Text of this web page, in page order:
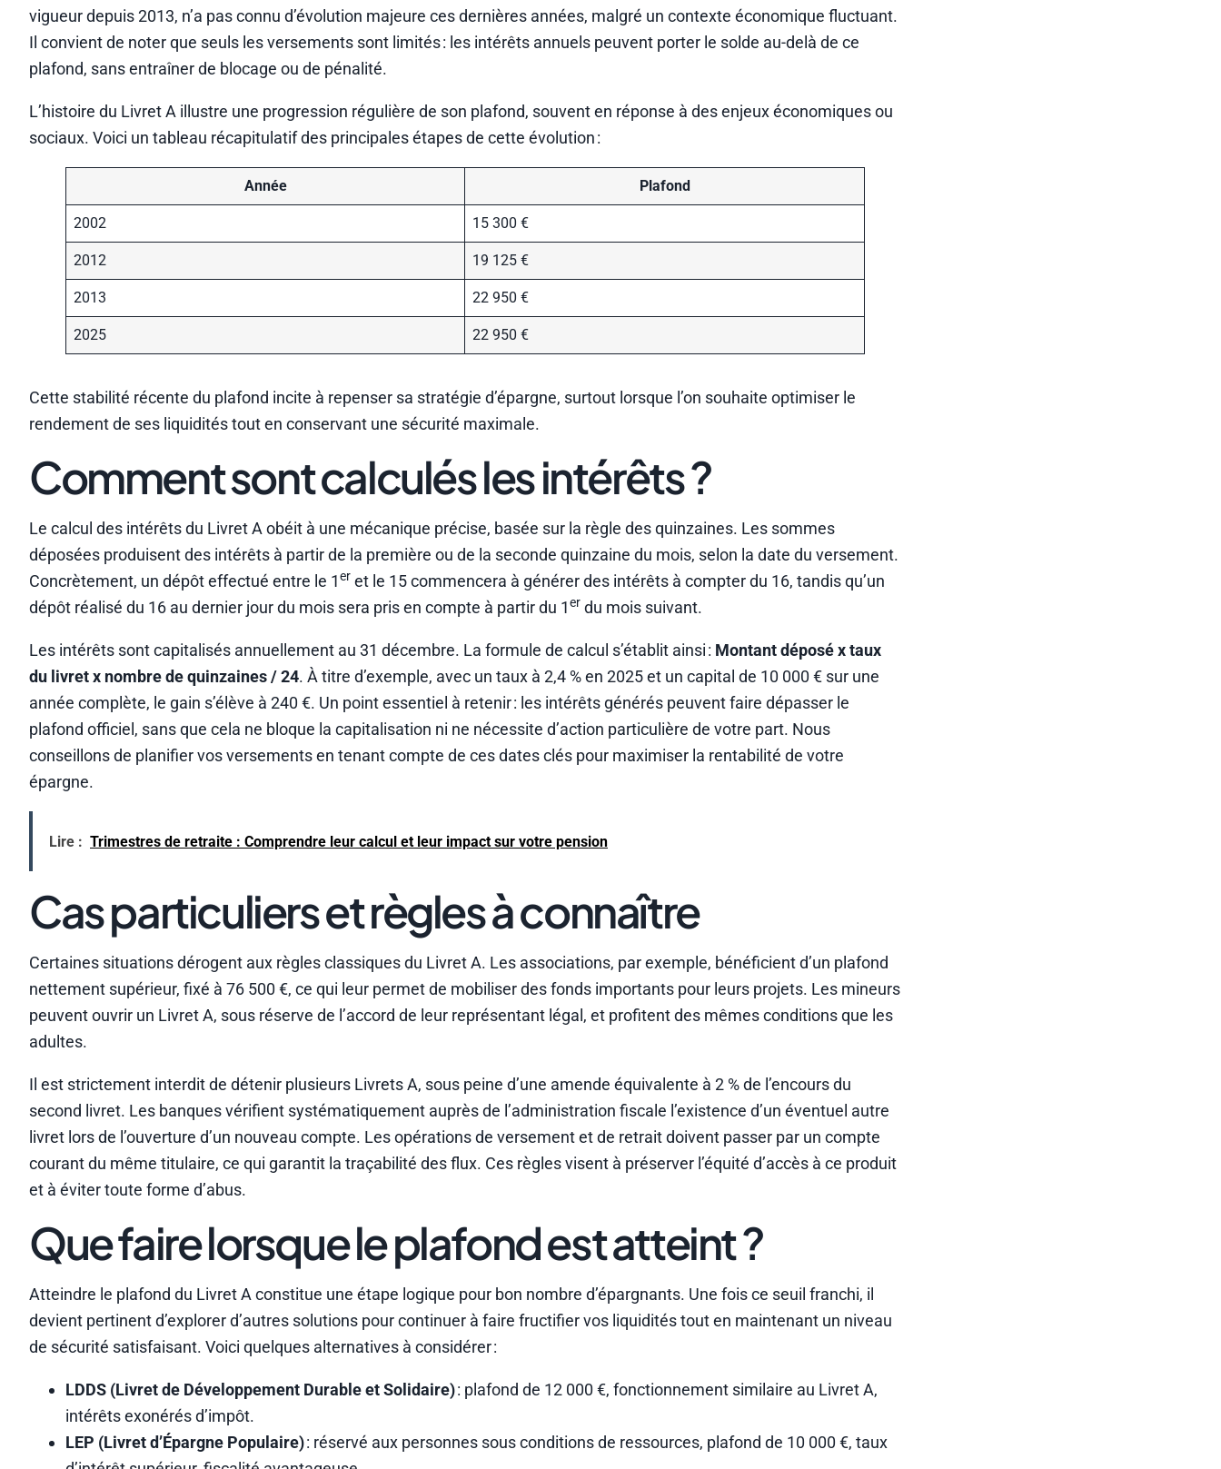
vigueur depuis 2013, n’a pas connu d’évolution majeure ces dernières années, malgré un contexte économique fluctuant.
Il convient de noter que seuls les versements sont limités : les intérêts annuels peuvent porter le solde au-delà de ce
plafond, sans entraîner de blocage ou de pénalité.
L’histoire du Livret A illustre une progression régulière de son plafond, souvent en réponse à des enjeux économiques ou
sociaux. Voici un tableau récapitulatif des principales étapes de cette évolution :
Année Plafond
2002 15 300 €
2012 19 125 €
2013 22 950 €
2025 22 950 €
Cette stabilité récente du plafond incite à repenser sa stratégie d’épargne, surtout lorsque l’on souhaite optimiser le
rendement de ses liquidités tout en conservant une sécurité maximale.
Comment sont calculés les intérêts ?
Le calcul des intérêts du Livret A obéit à une mécanique précise, basée sur la règle des quinzaines. Les sommes
déposées produisent des intérêts à partir de la première ou de la seconde quinzaine du mois, selon la date du versement.
Concrètement, un dépôt effectué entre le 1er et le 15 commencera à générer des intérêts à compter du 16, tandis qu’un
dépôt réalisé du 16 au dernier jour du mois sera pris en compte à partir du 1er du mois suivant.
Les intérêts sont capitalisés annuellement au 31 décembre. La formule de calcul s’établit ainsi : Montant déposé x taux
du livret x nombre de quinzaines / 24. À titre d’exemple, avec un taux à 2,4 % en 2025 et un capital de 10 000 € sur une
année complète, le gain s’élève à 240 €. Un point essentiel à retenir : les intérêts générés peuvent faire dépasser le
plafond officiel, sans que cela ne bloque la capitalisation ni ne nécessite d’action particulière de votre part. Nous
conseillons de planifier vos versements en tenant compte de ces dates clés pour maximiser la rentabilité de votre
épargne.
Lire : Trimestres de retraite : Comprendre leur calcul et leur impact sur votre pension
Cas particuliers et règles à connaître
Certaines situations dérogent aux règles classiques du Livret A. Les associations, par exemple, bénéficient d’un plafond
nettement supérieur, fixé à 76 500 €, ce qui leur permet de mobiliser des fonds importants pour leurs projets. Les mineurs
peuvent ouvrir un Livret A, sous réserve de l’accord de leur représentant légal, et profitent des mêmes conditions que les
adultes.
Il est strictement interdit de détenir plusieurs Livrets A, sous peine d’une amende équivalente à 2 % de l’encours du
second livret. Les banques vérifient systématiquement auprès de l’administration fiscale l’existence d’un éventuel autre
livret lors de l’ouverture d’un nouveau compte. Les opérations de versement et de retrait doivent passer par un compte
courant du même titulaire, ce qui garantit la traçabilité des flux. Ces règles visent à préserver l’équité d’accès à ce produit
et à éviter toute forme d’abus.
Que faire lorsque le plafond est atteint ?
Atteindre le plafond du Livret A constitue une étape logique pour bon nombre d’épargnants. Une fois ce seuil franchi, il
devient pertinent d’explorer d’autres solutions pour continuer à faire fructifier vos liquidités tout en maintenant un niveau
de sécurité satisfaisant. Voici quelques alternatives à considérer :
LDDS (Livret de Développement Durable et Solidaire): plafond de 12 000 €, fonctionnement similaire au Livret A,
intérêts exonérés d’impôt.
LEP (Livret d’Épargne Populaire): réservé aux personnes sous conditions de ressources, plafond de 10 000 €, taux